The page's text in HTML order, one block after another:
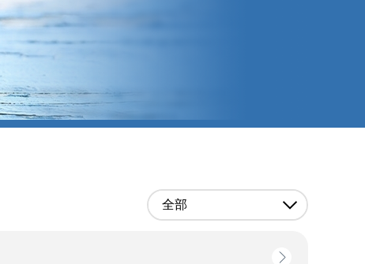
全部